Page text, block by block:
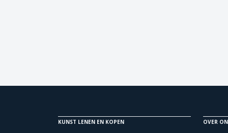
KUNST LENEN EN KOPEN OVER